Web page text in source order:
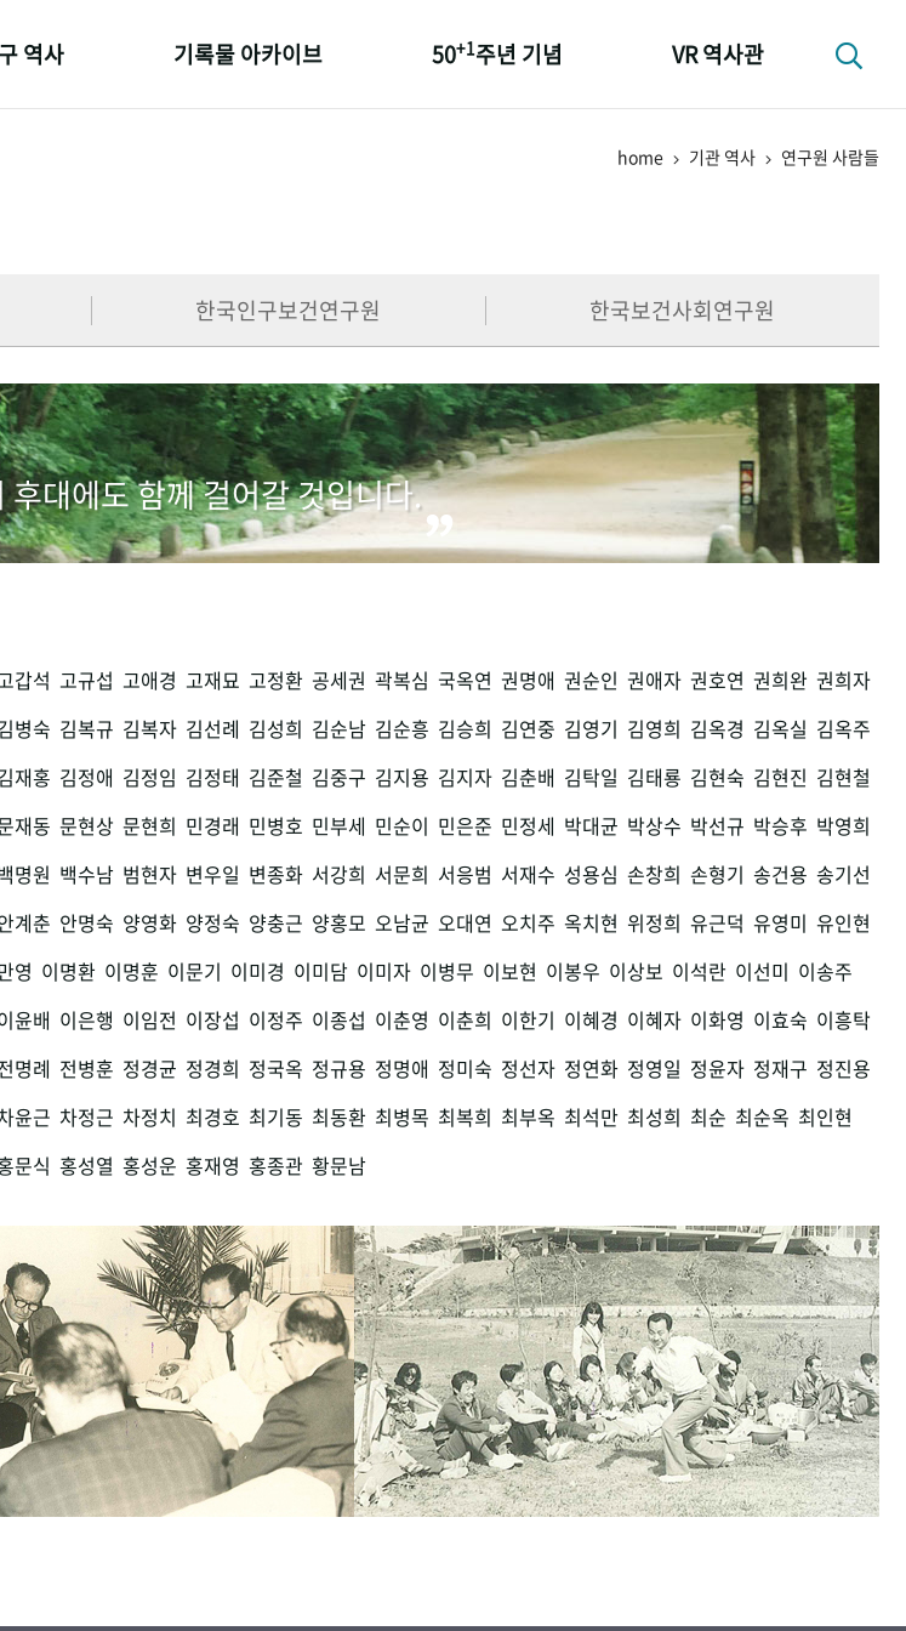
역사 기록물 아카이브 50+1주년 기념
세계와 함께 한 KIHASA
VR 역사관
home 기관 역사 연구원 사람들
한국인구보건연구원 한국보건사회연구원
대에도 함께 걸어갈 것입니다.
갑석 고규섭 고애경 고재묘 고정환 공세권 곽복심 국옥연 권명애 권순인 권애자 권호연 권희완 권희자
병숙 김복규 김복자 김선례 김성희 김순남 김순흥 김승희 김연중 김영기 김영희 김옥경 김옥실 김옥주
재홍 김정애 김정임 김정태 김준철 김중구 김지용 김지자 김춘배 김탁일 김태룡 김현숙 김현진 김현철
재동 문현상 문현희 민경래 민병호 민부세 민순이 민은준 민정세 박대균 박상수 박선규 박승후 박영희
명원 백수남 범현자 변우일 변종화 서강희 서문희 서응범 서재수 성용심 손창희 손형기 송건용 송기선
계춘 안명숙 양영화 양정숙 양충근 양홍모 오남균 오대연 오치주 옥치현 위정희 유근덕 유영미 유인현
영 이명환 이명훈 이문기 이미경 이미담 이미자 이병무 이보현 이봉우 이상보 이석란 이선미 이송주
윤배 이은행 이임전 이장섭 이정주 이종섭 이춘영 이춘희 이한기 이혜경 이혜자 이화영 이효숙 이흥탁
명례 전병훈 정경균 정경희 정국옥 정규용 정명애 정미숙 정선자 정연화 정영일 정윤자 정재구 정진용
윤근 차정근 차정치 최경호 최기동 최동환 최병목 최복희 최부옥 최석만 최성희 최순 최순옥 최인현
문식 홍성열 홍성운 홍재영 홍종관 황문남